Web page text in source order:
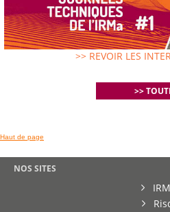
>> REVOIR LES
>>
Haut de page
NOS SITES